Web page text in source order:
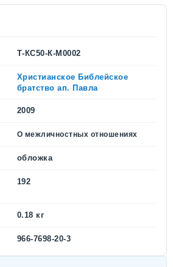
Т-КС50-К-М0002
Христианское Библейское
братство ап. Павла
2009
О межличностных отношениях
обложка
192
0.18 кг
966-7698-20-3